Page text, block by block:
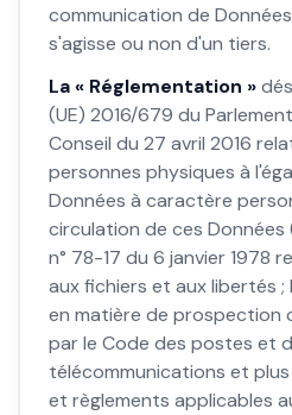
communication de
s'agisse ou non d'un tiers.
La « Réglementation »
(UE) 2016/679 du
Conseil du 27 avril 2016
personnes physiques à
Données à caractère
circulation de ces Données
n° 78-17 du 6 janvier 1978
aux fichiers et aux libertés ;
en matière de prospection
par le Code des postes et
télécommunications et
et règlements applicables